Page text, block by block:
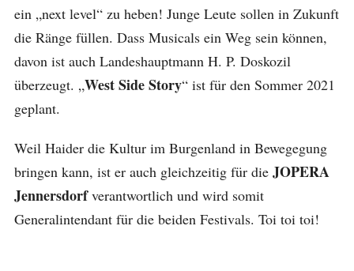
ein „next level“ zu heben! Junge Leute sollen in Zukunft
die Ränge füllen. Dass Musicals ein Weg sein können,
davon ist auch Landeshauptmann H. P. Doskozil
überzeugt. „West Side Story“ ist für den Sommer 2021
geplant.
Weil Haider die Kultur im Burgenland in Bewegegung
bringen kann, ist er auch gleichzeitig für die JOPERA
Jennersdorfverantwortlich und wird somit
Generalintendant für die beiden Festivals. Toi toi toi!